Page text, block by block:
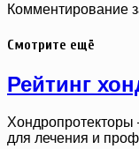
Комментирование
Смотрите ещё
Рейтинг
для лечения и